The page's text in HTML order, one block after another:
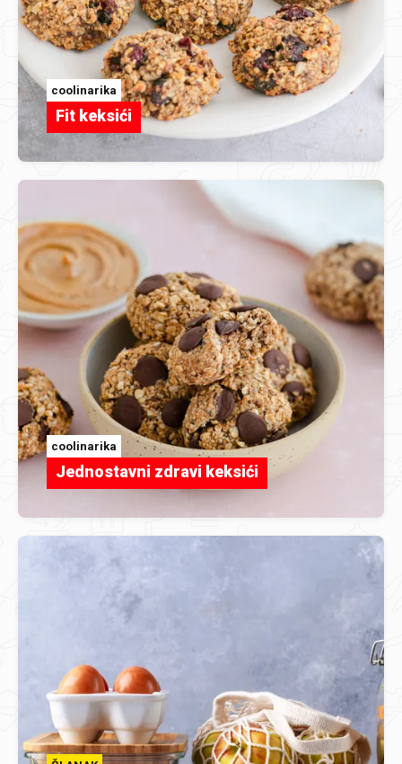
coolinarika
Fit keksići
coolinarika
Jednostavni zdravi keksići